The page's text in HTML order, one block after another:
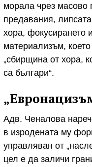
морала чрез масово
предавания,
хора, фокусирането
материализъм,
„сбирщина от хора,
са българи“.
Адв. Ченалова
в изродената му
управляван от
цел е да заличи